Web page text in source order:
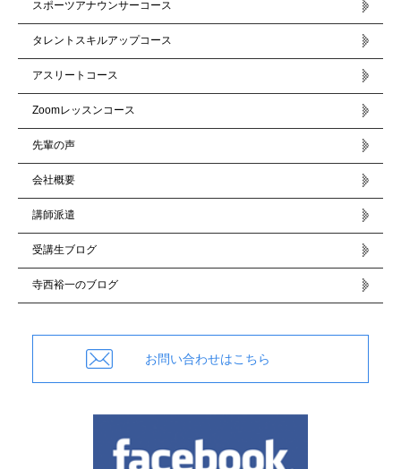
スポーツアナウンサーコース
タレントスキルアップコース
アスリートコース
Zoomレッスンコース
先輩の声
会社概要
講師派遣
受講生ブログ
寺西裕一のブログ
お問い合わせはこちら